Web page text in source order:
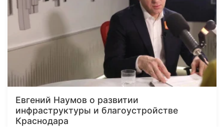
Евгений Наумов о развитии
инфраструктуры и благоустройстве
Краснодара